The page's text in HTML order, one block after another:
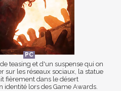
teasing et d'un suspense qui on
sur les réseaux sociaux, la statue
fièrement dans le désert
identité lors des Game Awards.